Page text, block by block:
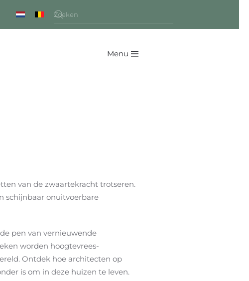
Menu
van de zwaartekracht trotseren.
schijnbaar onuitvoerbare
pen van vernieuwende
worden hoogtevrees-
Ontdek hoe architecten op
is om in deze huizen te leven.